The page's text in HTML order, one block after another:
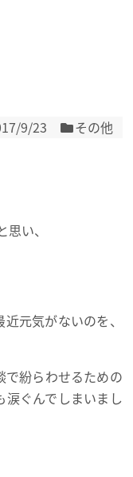
9/23
その他
い、
元気がないのを、
で紛らわせるための
涙ぐんでしまいまし